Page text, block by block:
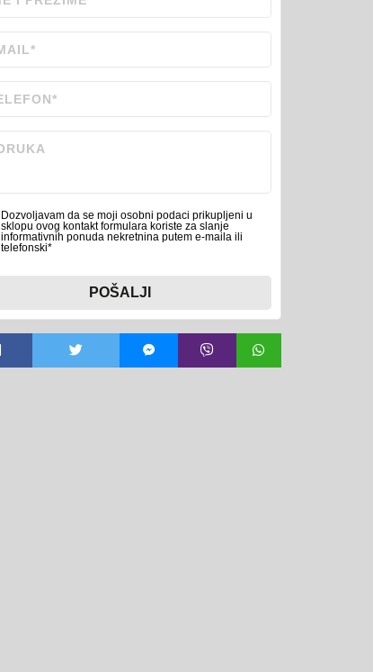
Dozvoljavam da se moji osobni podaci prikupljeni u
sklopu ovog kontakt formulara koriste za slanje
informativnih ponuda nekretnina putem e-maila ili
telefonski*
POŠALJI